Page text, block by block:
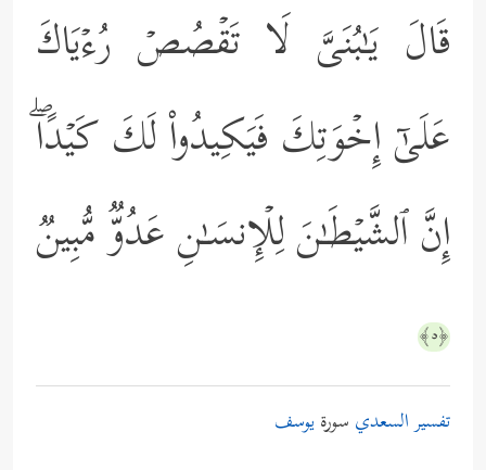
قَالَ یَـٰبُنَیَّ لَا تَقۡصُصۡ رُءۡیَاكَ
عَلَىٰۤ إِخۡوَتِكَ فَیَكِیدُواْ لَكَ كَیۡدًاۖ
إِنَّ ٱلشَّیۡطَـٰنَ لِلۡإِنسَـٰنِ عَدُوࣱّ مُّبِینࣱ
﴿٥﴾
تفسير السعدي سورةيوسف